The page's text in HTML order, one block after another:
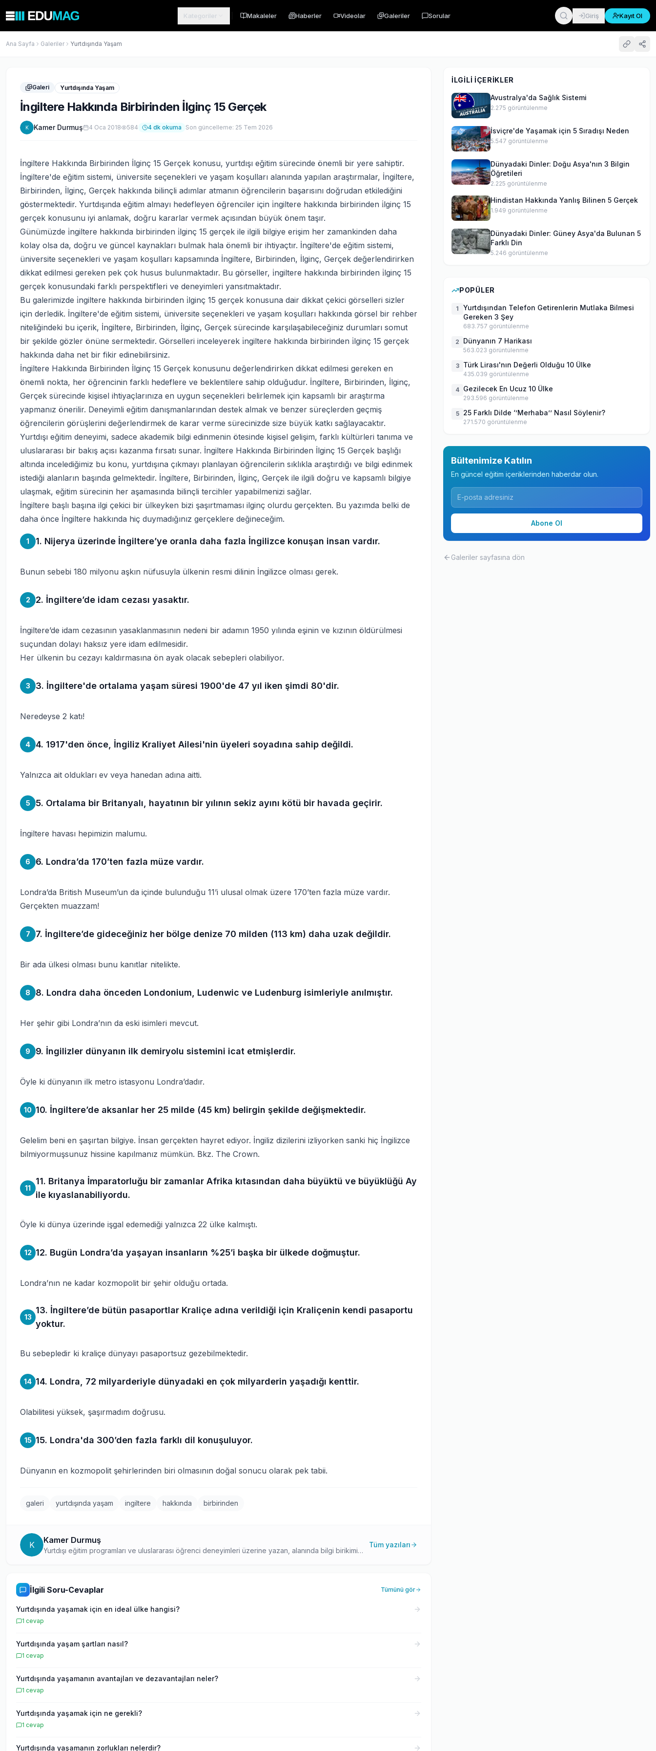
Kategoriler Makaleler Haberler Videolar Galeriler Sorular Giriş Kayıt Ol
Ana Sayfa Galeriler Yurtdışında Yaşam
Galeri Yurtdışında Yaşam
İngiltere Hakkında Birbirinden İlginç 15 Gerçek
K Kamer Durmuş 4 Oca 2018 584 4 dk okuma Son güncelleme: 25 Tem 2026
İngiltere Hakkında Birbirinden İlginç 15 Gerçek konusu, yurtdışı eğitim sürecinde önemli bir yere sahiptir.
İngiltere'de eğitim sistemi, üniversite seçenekleri ve yaşam koşulları alanında yapılan araştırmalar, İngiltere,
Birbirinden, İlginç, Gerçek hakkında bilinçli adımlar atmanın öğrencilerin başarısını doğrudan etkilediğini
göstermektedir. Yurtdışında eğitim almayı hedefleyen öğrenciler için i̇ngiltere hakkında birbirinden i̇lginç 15
gerçek konusunu iyi anlamak, doğru kararlar vermek açısından büyük önem taşır.
Günümüzde i̇ngiltere hakkında birbirinden i̇lginç 15 gerçek ile ilgili bilgiye erişim her zamankinden daha
kolay olsa da, doğru ve güncel kaynakları bulmak hala önemli bir ihtiyaçtır. İngiltere'de eğitim sistemi,
üniversite seçenekleri ve yaşam koşulları kapsamında İngiltere, Birbirinden, İlginç, Gerçek değerlendirirken
dikkat edilmesi gereken pek çok husus bulunmaktadır. Bu görseller, i̇ngiltere hakkında birbirinden i̇lginç 15
gerçek konusundaki farklı perspektifleri ve deneyimleri yansıtmaktadır.
Bu galerimizde i̇ngiltere hakkında birbirinden i̇lginç 15 gerçek konusuna dair dikkat çekici görselleri sizler
için derledik. İngiltere'de eğitim sistemi, üniversite seçenekleri ve yaşam koşulları hakkında görsel bir rehber
niteliğindeki bu içerik, İngiltere, Birbirinden, İlginç, Gerçek sürecinde karşılaşabileceğiniz durumları somut
bir şekilde gözler önüne sermektedir. Görselleri inceleyerek i̇ngiltere hakkında birbirinden i̇lginç 15 gerçek
hakkında daha net bir fikir edinebilirsiniz.
İngiltere Hakkında Birbirinden İlginç 15 Gerçek konusunu değerlendirirken dikkat edilmesi gereken en
önemli nokta, her öğrencinin farklı hedeflere ve beklentilere sahip olduğudur. İngiltere, Birbirinden, İlginç,
Gerçek sürecinde kişisel ihtiyaçlarınıza en uygun seçenekleri belirlemek için kapsamlı bir araştırma
yapmanız önerilir. Deneyimli eğitim danışmanlarından destek almak ve benzer süreçlerden geçmiş
öğrencilerin görüşlerini değerlendirmek de karar verme sürecinizde size büyük katkı sağlayacaktır.
Yurtdışı eğitim deneyimi, sadece akademik bilgi edinmenin ötesinde kişisel gelişim, farklı kültürleri tanıma ve
uluslararası bir bakış açısı kazanma fırsatı sunar. İngiltere Hakkında Birbirinden İlginç 15 Gerçek başlığı
altında incelediğimiz bu konu, yurtdışına çıkmayı planlayan öğrencilerin sıklıkla araştırdığı ve bilgi edinmek
istediği alanların başında gelmektedir. İngiltere, Birbirinden, İlginç, Gerçek ile ilgili doğru ve kapsamlı bilgiye
ulaşmak, eğitim sürecinin her aşamasında bilinçli tercihler yapabilmenizi sağlar.
İngiltere başlı başına ilgi çekici bir ülkeyken bizi şaşırtmaması ilginç olurdu gerçekten. Bu yazımda belki de
daha önce İngiltere hakkında hiç duymadığınız gerçeklere değineceğim.
1 1. Nijerya üzerinde İngiltere’ye oranla daha fazla İngilizce konuşan insan vardır.
Bunun sebebi 180 milyonu aşkın nüfusuyla ülkenin resmi dilinin İngilizce olması gerek.
2 2. İngiltere’de idam cezası yasaktır.
İngiltere’de idam cezasının yasaklanmasının nedeni bir adamın 1950 yılında eşinin ve kızının öldürülmesi
suçundan dolayı haksız yere idam edilmesidir.
Her ülkenin bu cezayı kaldırmasına ön ayak olacak sebepleri olabiliyor.
3 3. İngiltere'de ortalama yaşam süresi 1900'de 47 yıl iken şimdi 80'dir.
Neredeyse 2 katı!
4 4. 1917'den önce, İngiliz Kraliyet Ailesi'nin üyeleri soyadına sahip değildi.
Yalnızca ait oldukları ev veya hanedan adına aitti.
5 5. Ortalama bir Britanyalı, hayatının bir yılının sekiz ayını kötü bir havada geçirir.
İngiltere havası hepimizin malumu.
6 6. Londra’da 170’ten fazla müze vardır.
Londra’da British Museum’un da içinde bulunduğu 11’i ulusal olmak üzere 170’ten fazla müze vardır.
Gerçekten muazzam!
7 7. İngiltere’de gideceğiniz her bölge denize 70 milden (113 km) daha uzak değildir.
Bir ada ülkesi olması bunu kanıtlar nitelikte.
8 8. Londra daha önceden Londonium, Ludenwic ve Ludenburg isimleriyle anılmıştır.
Her şehir gibi Londra’nın da eski isimleri mevcut.
9 9. İngilizler dünyanın ilk demiryolu sistemini icat etmişlerdir.
Öyle ki dünyanın ilk metro istasyonu Londra’dadır.
10 10. İngiltere’de aksanlar her 25 milde (45 km) belirgin şekilde değişmektedir.
Gelelim beni en şaşırtan bilgiye. İnsan gerçekten hayret ediyor. İngiliz dizilerini izliyorken sanki hiç İngilizce
bilmiyormuşsunuz hissine kapılmanız mümkün. Bkz. The Crown.
11
11. Britanya İmparatorluğu bir zamanlar Afrika kıtasından daha büyüktü ve büyüklüğü Ay
ile kıyaslanabiliyordu.
Öyle ki dünya üzerinde işgal edemediği yalnızca 22 ülke kalmıştı.
12 12. Bugün Londra’da yaşayan insanların %25’i başka bir ülkede doğmuştur.
Londra’nın ne kadar kozmopolit bir şehir olduğu ortada.
13
13. İngiltere’de bütün pasaportlar Kraliçe adına verildiği için Kraliçenin kendi pasaportu
yoktur.
Bu sebepledir ki kraliçe dünyayı pasaportsuz gezebilmektedir.
14 14. Londra, 72 milyarderiyle dünyadaki en çok milyarderin yaşadığı kenttir.
Olabilitesi yüksek, şaşırmadım doğrusu.
15 15. Londra'da 300’den fazla farklı dil konuşuluyor.
Dünyanın en kozmopolit şehirlerinden biri olmasının doğal sonucu olarak pek tabii.
galeri yurtdışında yaşam ingiltere hakkında birbirinden
K Kamer Durmuş
Yurtdışı eğitim programları ve uluslararası öğrenci deneyimleri üzerine yazan, alanında bilgi birikimi
Tüm yazıları
İlgili Soru-Cevaplar Tümünü gör
Yurtdışında yaşamak için en ideal ülke hangisi?
1 cevap
Yurtdışında yaşam şartları nasıl?
1 cevap
Yurtdışında yaşamanın avantajları ve dezavantajları neler?
1 cevap
Yurtdışında yaşamak için ne gerekli?
1 cevap
Yurtdışında yaşamanın zorlukları nelerdir?
İLGILI İÇERIKLER
Avustralya'da Sağlık Sistemi
2.275 görüntülenme
İsviçre'de Yaşamak için 5 Sıradışı Neden
5.547 görüntülenme
Dünyadaki Dinler: Doğu Asya'nın 3 Bilgin
Öğretileri
2.225 görüntülenme
Hindistan Hakkında Yanlış Bilinen 5 Gerçek
1.949 görüntülenme
Dünyadaki Dinler: Güney Asya'da Bulunan 5
Farklı Din
5.246 görüntülenme
POPÜLER
1
Yurtdışından Telefon Getirenlerin Mutlaka Bilmesi
Gereken 3 Şey
683.757 görüntülenme
2 Dünyanın 7 Harikası
563.023 görüntülenme
3 Türk Lirası'nın Değerli Olduğu 10 Ülke
435.039 görüntülenme
4 Gezilecek En Ucuz 10 Ülke
293.596 görüntülenme
5 25 Farklı Dilde ‘’Merhaba’’ Nasıl Söylenir?
271.570 görüntülenme
Bültenimize Katılın
En güncel eğitim içeriklerinden haberdar olun.
Abone Ol
Galeriler sayfasına dön